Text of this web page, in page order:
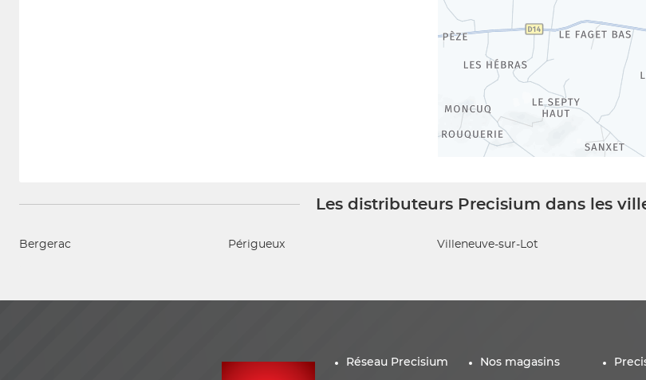
Les distributeurs Precisium dans les
Bergerac Périgueux Villeneuve-sur-Lot
Réseau Precisium Nos magasins